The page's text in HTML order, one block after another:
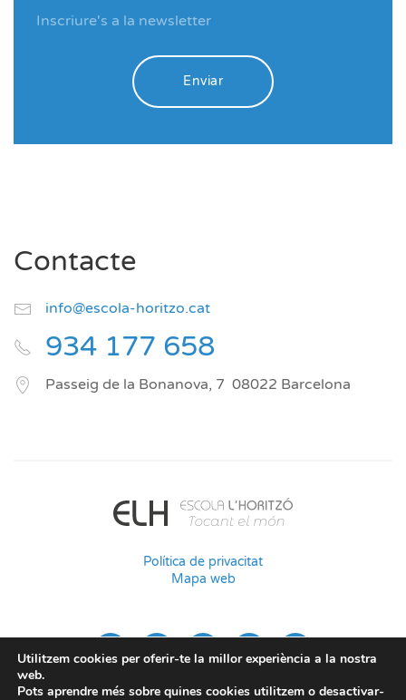
Enviar
Contacte
info@escola-horitzo.cat
934 177 658
Passeig de la Bonanova, 7 08022 Barcelona
Política de privacitat
Mapa web
Utilitzem cookies per oferir-te la millor experiència a la nostra
web.
Pots aprendre més sobre quines cookies utilitzem o desactivar-